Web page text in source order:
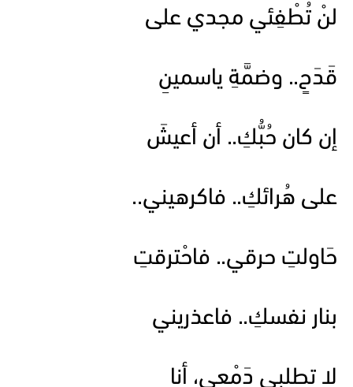
لنْ تُطْفِئي مجدي على
قَدَحٍ.. وضمَّةِ ياسمينِ
إن كان حُبُّكِ.. أن أعيشَ
على هُرائكِ.. فاكرهيني..
حَاولتِ حرقي.. فاحْترقتِ
بنار نفسكِ.. فاعذريني
لا تطلبي دَمْعي، أنا